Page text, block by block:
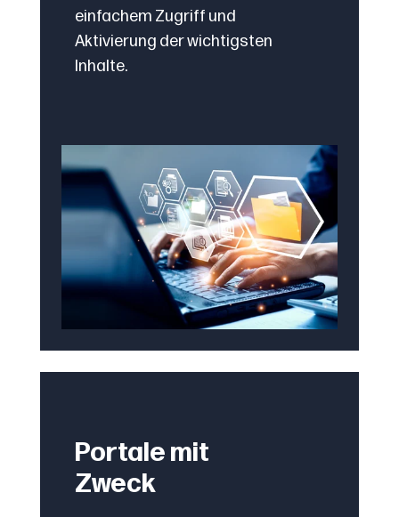
einfachem Zugriff und
Aktivierung der wichtigsten
Inhalte.
Portale mit
Zweck